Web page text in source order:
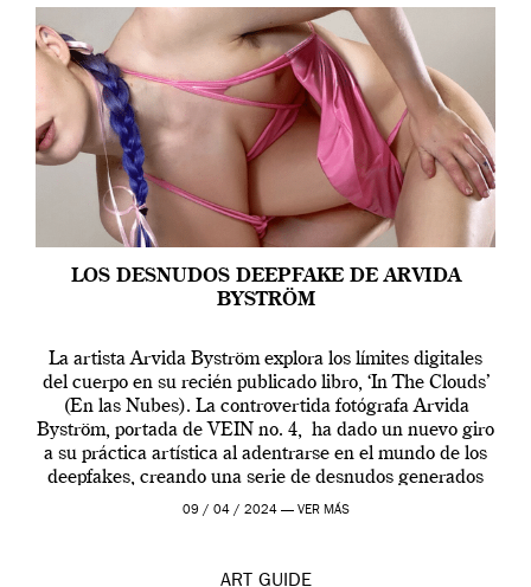
LOS DESNUDOS DEEPFAKE DE ARVIDA
BYSTRÖM
La artista Arvida Byström explora los límites digitales
del cuerpo en su recién publicado libro, ‘In The Clouds’
(En las Nubes). La controvertida fotógrafa Arvida
Byström, portada de VEIN no. 4, ha dado un nuevo giro
a su práctica artística al adentrarse en el mundo de los
deepfakes, creando una serie de desnudos generados
por […]
09 / 04 / 2024 — VER MÁS
ART GUIDE